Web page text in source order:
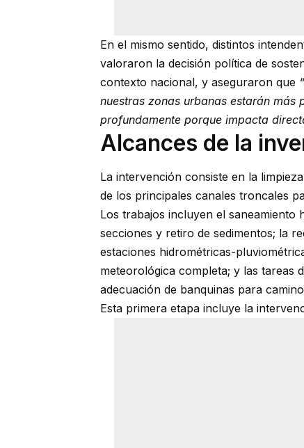
En el mismo sentido, distintos
valoraron la decisión política de
contexto nacional, y aseguraron que
nuestras zonas urbanas estarán
profundamente porque impacta
Alcances de la
La intervención consiste en la
de los principales canales troncales
Los trabajos incluyen el
secciones y retiro de sedimentos; la
estaciones hidrométricas-
meteorológica completa; y las tareas
adecuación de banquinas para
Esta primera etapa incluye la